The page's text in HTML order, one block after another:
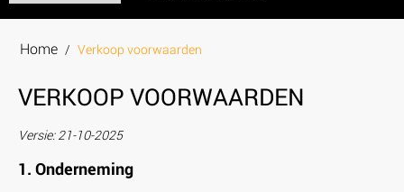
Home / Verkoop voorwaarden
VERKOOP VOORWAARDEN
Versie: 21-10-2025
1. Onderneming